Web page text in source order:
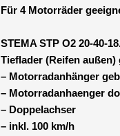
Für 4 Motorräder
STEMA STP O2 20-40-
Tieflader (Reifen außen)
– Motorradanhänger
– Motorradanhaenger
– Doppelachser
– inkl. 100 km/h